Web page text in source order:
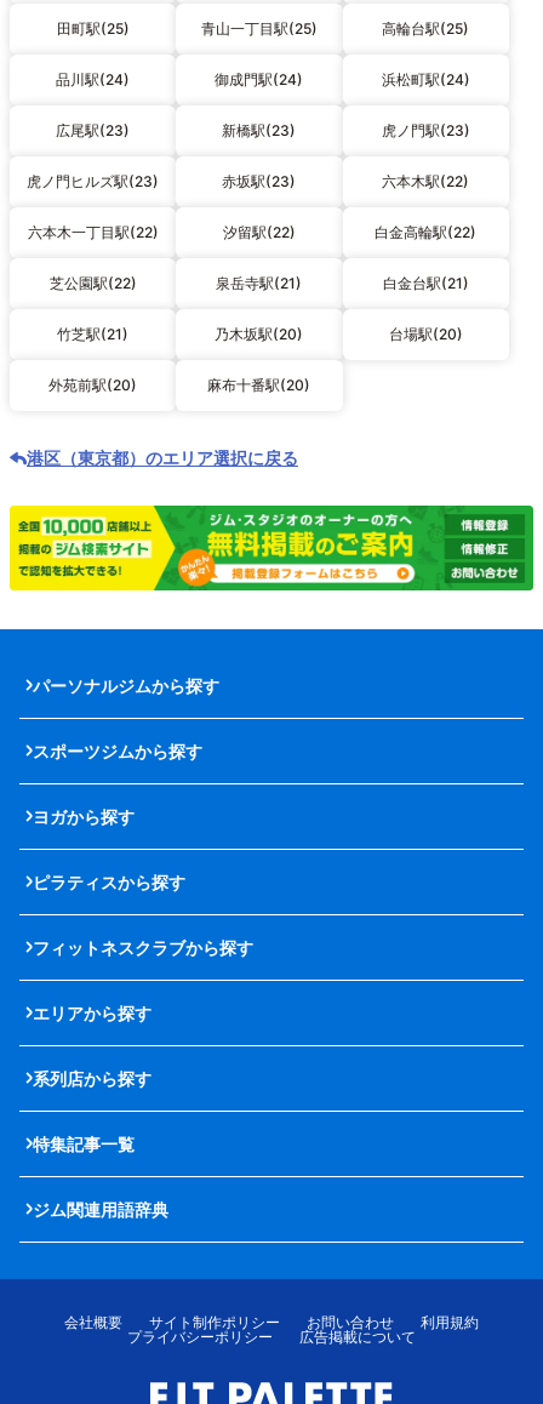
田町駅(25) 青山一丁目駅(25) 高輪台駅(25)
品川駅(24) 御成門駅(24) 浜松町駅(24)
広尾駅(23) 新橋駅(23) 虎ノ門駅(23)
虎ノ門ヒルズ駅(23) 赤坂駅(23) 六本木駅(22)
六本木一丁目駅(22) 汐留駅(22) 白金高輪駅(22)
芝公園駅(22) 泉岳寺駅(21) 白金台駅(21)
竹芝駅(21) 乃木坂駅(20) 台場駅(20)
外苑前駅(20) 麻布十番駅(20)
港区（東京都）のエリア選択に戻る
パーソナルジムから探す
スポーツジムから探す
ヨガから探す
ピラティスから探す
フィットネスクラブから探す
エリアから探す
系列店から探す
特集記事一覧
ジム関連用語辞典
会社概要 サイト制作ポリシー お問い合わせ
利用規約
プライバシーポリシー
広告掲載について